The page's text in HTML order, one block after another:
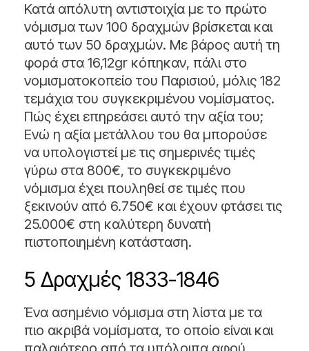
Κατά απόλυτη αντιστοιχία με το πρώτο
νόμισμα των 100 δραχμών βρίσκεται και
αυτό των 50 δραχμών. Με βάρος αυτή τη
φορά στα 16,12gr κόπηκαν, πάλι στο
νομισματοκοπείο του Παρισιού, μόλις 182
τεμάχια του συγκεκριμένου νομίσματος.
Πώς έχει επηρεάσει αυτό την αξία του;
Ενώ η αξία μετάλλου του θα μπορούσε
να υπολογιστεί με τις σημερινές τιμές
γύρω στα 800€, το συγκεκριμένο
νόμισμα έχει πουληθεί σε τιμές που
ξεκινούν από 6.750€ και έχουν φτάσει τις
25.000€ στη καλύτερη δυνατή
πιστοποιημένη κατάσταση.
5 Δραχμές 1833-1846
Ένα ασημένιο νόμισμα στη λίστα με τα
πιο ακριβά νομίσματα, το οποίο είναι και